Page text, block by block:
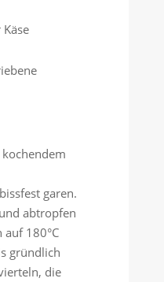
garen.
abtropfen
auf 180°C
gründlich
die